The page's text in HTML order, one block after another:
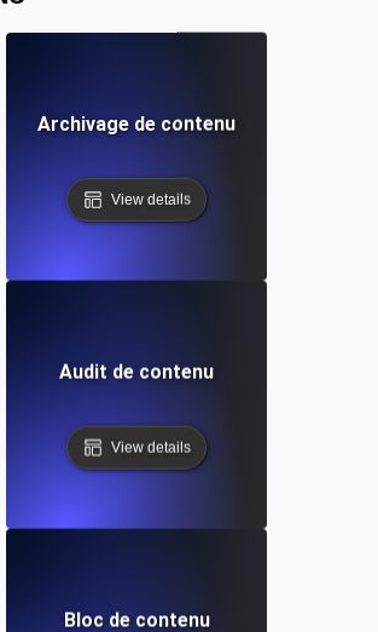
Archivage de contenu
View details
Audit de contenu
View details
Bloc de contenu